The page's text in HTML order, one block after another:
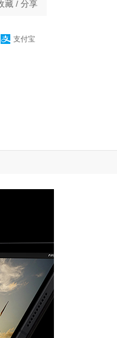
藏 / 分享
支付宝